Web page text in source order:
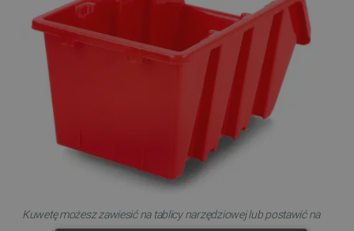
Kuwetę możesz zawiesić na tablicy narzędziowej lub postawić na